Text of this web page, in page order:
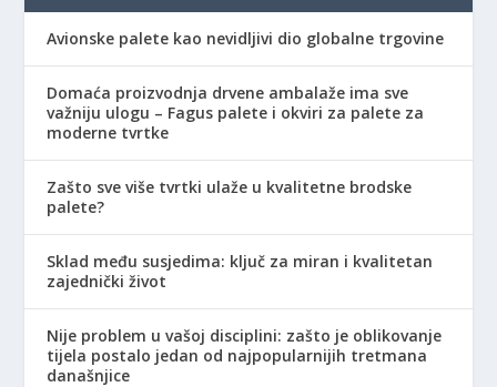
Avionske palete kao nevidljivi dio globalne trgovine
Domaća proizvodnja drvene ambalaže ima sve
važniju ulogu – Fagus palete i okviri za palete za
moderne tvrtke
Zašto sve više tvrtki ulaže u kvalitetne brodske
palete?
Sklad među susjedima: ključ za miran i kvalitetan
zajednički život
Nije problem u vašoj disciplini: zašto je oblikovanje
tijela postalo jedan od najpopularnijih tretmana
današnjice